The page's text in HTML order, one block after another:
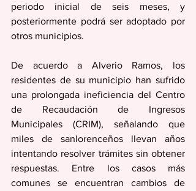
periodo inicial de seis meses, y
posteriormente podrá ser adoptado por
otros municipios.
De acuerdo a Alverio Ramos, los
residentes de su municipio han sufrido
una prolongada ineficiencia del Centro
de Recaudación de Ingresos
Municipales (CRIM), señalando que
miles de sanlorenceños llevan años
intentando resolver trámites sin obtener
respuestas. Entre los casos más
comunes se encuentran cambios de